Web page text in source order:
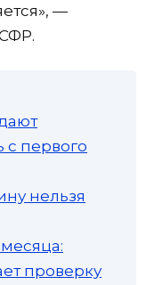
—
с первого
нельзя
проверку